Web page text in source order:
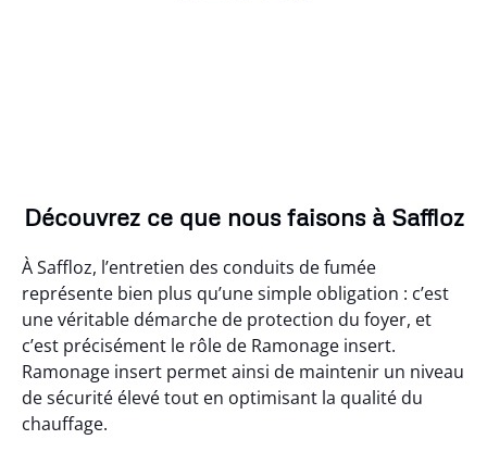
Découvrez ce que nous faisons à Saffloz
À Saffloz, l’entretien des conduits de fumée
représente bien plus qu’une simple obligation : c’est
une véritable démarche de protection du foyer, et
c’est précisément le rôle de Ramonage insert.
Ramonage insert permet ainsi de maintenir un niveau
de sécurité élevé tout en optimisant la qualité du
chauffage.